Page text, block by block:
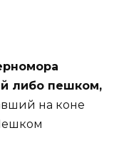
либо пешком,
на коне